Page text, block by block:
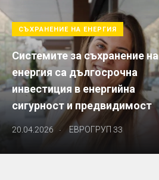
СЪХРАНЕНИЕ НА ЕНЕРГИЯ
Системите за съхранение на
енергия са дългосрочна
инвестиция в енергийна
сигурност и предвидимост
20.04.2026 ЕВРОГРУП 33